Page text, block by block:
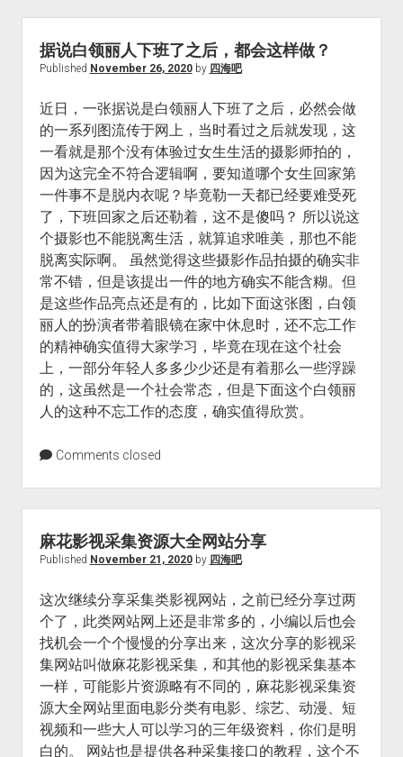
据说白领丽人下班了之后，都会这样做？
Published November 26, 2020by 四海吧
近日，一张据说是白领丽人下班了之后，必然会做
的一系列图流传于网上，当时看过之后就发现，这
一看就是那个没有体验过女生生活的摄影师拍的，
因为这完全不符合逻辑啊，要知道哪个女生回家第
一件事不是脱内衣呢？毕竟勒一天都已经要难受死
了，下班回家之后还勒着，这不是傻吗？ 所以说这
个摄影也不能脱离生活，就算追求唯美，那也不能
脱离实际啊。 虽然觉得这些摄影作品拍摄的确实非
常不错，但是该提出一件的地方确实不能含糊。但
是这些作品亮点还是有的，比如下面这张图，白领
丽人的扮演者带着眼镜在家中休息时，还不忘工作
的精神确实值得大家学习，毕竟在现在这个社会
上，一部分年轻人多多少少还是有着那么一些浮躁
的，这虽然是一个社会常态，但是下面这个白领丽
人的这种不忘工作的态度，确实值得欣赏。
Comments closed
麻花影视采集资源大全网站分享
Published November 21, 2020by 四海吧
这次继续分享采集类影视网站，之前已经分享过两
个了，此类网站网上还是非常多的，小编以后也会
找机会一个个慢慢的分享出来，这次分享的影视采
集网站叫做麻花影视采集，和其他的影视采集基本
一样，可能影片资源略有不同的，麻花影视采集资
源大全网站里面电影分类有电影、综艺、动漫、短
视频和一些大人可以学习的三年级资料，你们是明
白的。 网站也是提供各种采集接口的教程，这个不